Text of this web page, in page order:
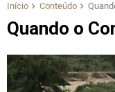
Início Conteúdo
Quando o